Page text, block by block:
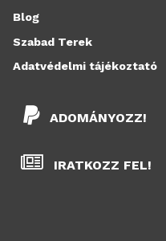
ADOMÁNYOZZ!
IRATKOZZ FEL!
Blog
Szabad Terek
Adatvédelmi tájékoztató